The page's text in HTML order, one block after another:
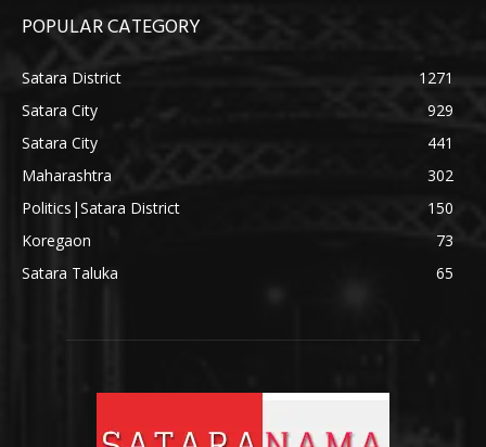
POPULAR CATEGORY
Satara District
1271
Satara City
929
Satara City
441
Maharashtra
302
Politics|Satara District
150
Koregaon
73
Satara Taluka
65